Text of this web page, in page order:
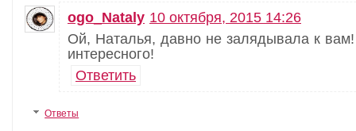
ogo_Nataly 10 октября, 2015 14:26
Ой, Наталья, давно не залядывала к вам!
интересного!
Ответить
Ответы